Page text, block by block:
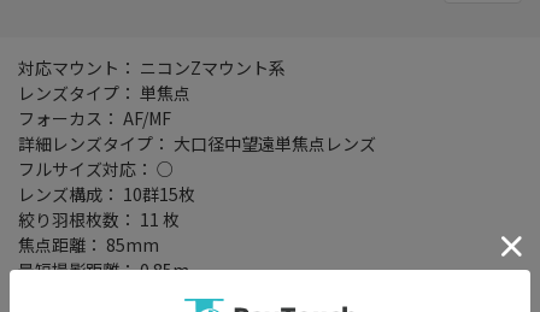
対応マウント： ニコンZマウント系
レンズタイプ： 単焦点
フォーカス： AF/MF
詳細レンズタイプ： 大口径中望遠単焦点レンズ
フルサイズ対応： ○
レンズ構成： 10群15枚
絞り羽根枚数： 11 枚
焦点距離： 85mm
最短撮影距離： 0.85m
最大撮影倍率： 0.11倍